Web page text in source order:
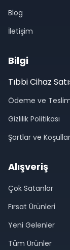
Blog
İletişim
Bilgi
Tıbbi Cihaz
Ödeme ve
Gizlilik Politikası
Şartlar ve Koşullar
Alışveriş
Çok Satanlar
Fırsat Ürünleri
Yeni Gelenler
Tüm Ürünler